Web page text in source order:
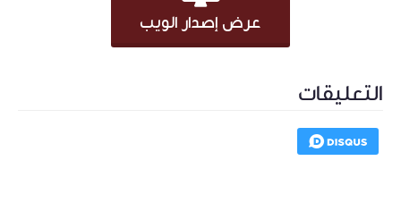
عرض إصدار الويب
التعليقات